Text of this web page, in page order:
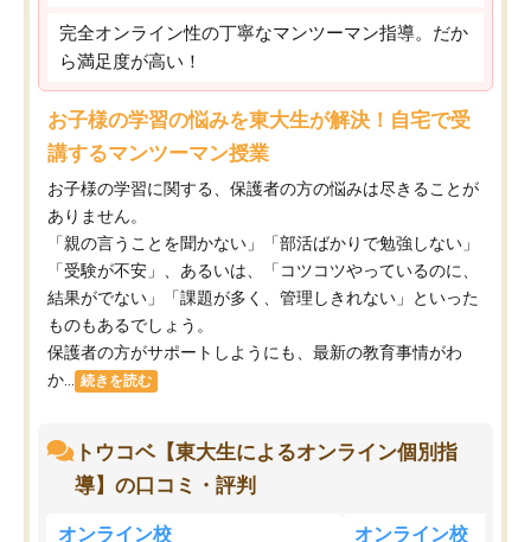
完全オンライン性の丁寧なマンツーマン指導。だか
ら満足度が高い！
お子様の学習の悩みを東大生が解決！自宅で受
講するマンツーマン授業
お子様の学習に関する、保護者の方の悩みは尽きることが
ありません。
「親の言うことを聞かない」「部活ばかりで勉強しない」
「受験が不安」、あるいは、「コツコツやっているのに、
結果がでない」「課題が多く、管理しきれない」といった
ものもあるでしょう。
保護者の方がサポートしようにも、最新の教育事情がわ
か...
続きを読む
トウコベ【東大生によるオンライン個別指
導】の口コミ・評判
オンライン校 オンライン校